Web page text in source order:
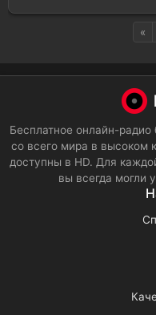
«
Бесплатное онлайн-
со всего мира в высоком
доступны в HD. Для
вы всегда могли